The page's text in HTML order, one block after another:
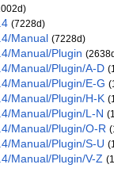
(7228d)
Manual (7228d)
Manual/Plugin
Manual/Plugin/A-D
Manual/Plugin/E-G
Manual/Plugin/H-K
Manual/Plugin/L-N
Manual/Plugin/O-R
Manual/Plugin/S-U
Manual/Plugin/V-Z